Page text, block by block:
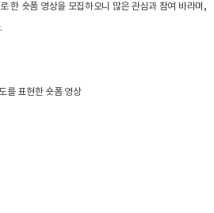
한 숏폼 영상을 모집하오니 많은 관심과 참여 바라며,
를 표현한 숏폼 영상